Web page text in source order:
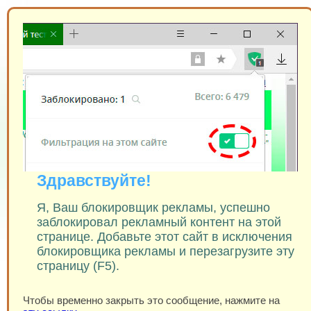
Здравствуйте!
Я, Ваш блокировщик рекламы, успешно
заблокировал рекламный контент на этой
странице. Добавьте этот сайт в исключения
блокировщика рекламы и перезагрузите эту
страницу (F5).
Чтобы временно закрыть это сообщение, нажмите на